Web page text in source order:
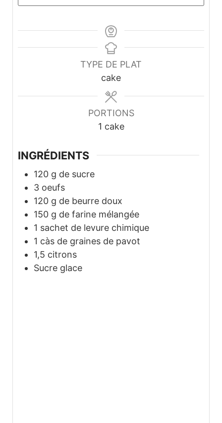
TYPE DE PLAT
cake
PORTIONS
1 cake
INGRÉDIENTS
120 g de sucre
3 oeufs
120 g de beurre doux
150 g de farine mélangée
1 sachet de levure chimique
1 càs de graines de pavot
1,5 citrons
Sucre glace